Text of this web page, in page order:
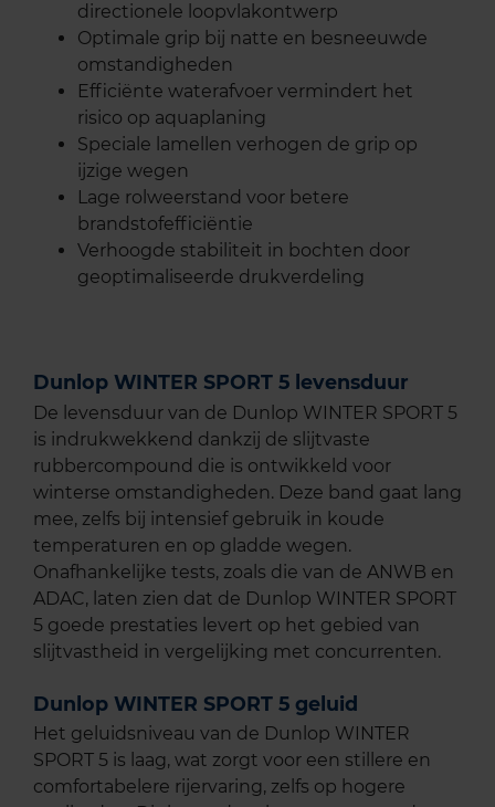
directionele loopvlakontwerp
Optimale grip bij natte en besneeuwde
omstandigheden
Efficiënte waterafvoer vermindert het
risico op aquaplaning
Speciale lamellen verhogen de grip op
ijzige wegen
Lage rolweerstand voor betere
brandstofefficiëntie
Verhoogde stabiliteit in bochten door
geoptimaliseerde drukverdeling
Dunlop WINTER SPORT 5 levensduur
De levensduur van de Dunlop WINTER SPORT 5
is indrukwekkend dankzij de slijtvaste
rubbercompound die is ontwikkeld voor
winterse omstandigheden. Deze band gaat lang
mee, zelfs bij intensief gebruik in koude
temperaturen en op gladde wegen.
Onafhankelijke tests, zoals die van de ANWB en
ADAC, laten zien dat de Dunlop WINTER SPORT
5 goede prestaties levert op het gebied van
slijtvastheid in vergelijking met concurrenten.
Dunlop WINTER SPORT 5 geluid
Het geluidsniveau van de Dunlop WINTER
SPORT 5 is laag, wat zorgt voor een stillere en
comfortabelere rijervaring, zelfs op hogere